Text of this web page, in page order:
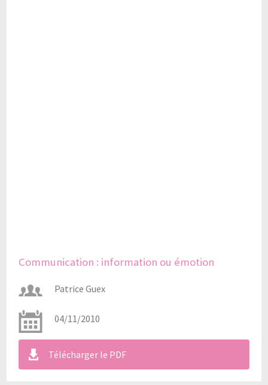
Communication : information ou émotion
Patrice Guex
04/11/2010
Télécharger le PDF